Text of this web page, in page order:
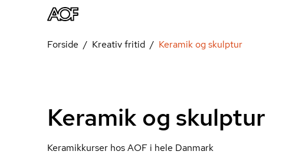
Forside Kreativ fritid Keramik og skulptur
Keramik og skulptur
Keramikkurser hos AOF i hele Danmark